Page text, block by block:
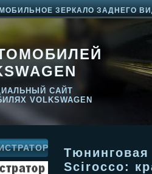
ЗЕРКАЛО ЗАДНЕГО
САЙТ
VOLKSWAGEN
Scirocco: